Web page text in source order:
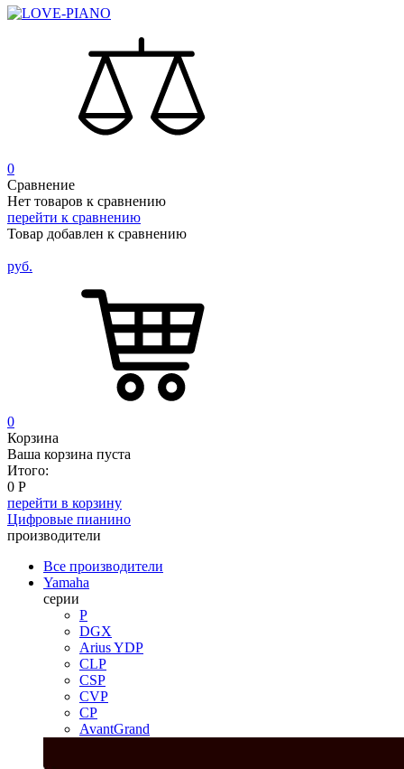
0
Сравнение
Нет товаров к сравнению
перейти к сравнению
Товар добавлен к сравнению
руб.
0
Корзина
Ваша корзина пуста
Итого:
0 Р
перейти в корзину
Цифровые пианино
производители
Все производители
Yamaha
серии
P
DGX
Arius YDP
CLP
CSP
CVP
CP
AvantGrand